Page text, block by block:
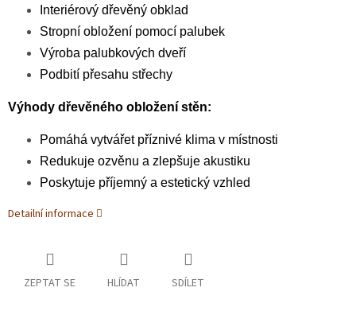
Interiérový dřevěný obklad
Stropní obložení pomocí palubek
Výroba palubkových dveří
Podbití přesahu střechy
Výhody dřevěného obložení stěn:
Pomáhá vytvářet příznivé klima v místnosti
Redukuje ozvěnu a zlepšuje akustiku
Poskytuje příjemný a estetický vzhled
Detailní informace
ZEPTAT SE HLÍDAT SDÍLET